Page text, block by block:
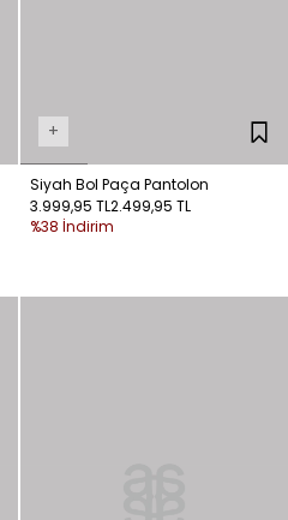
+
Siyah Bol Paça Pantolon
3.999,95 TL2.499,95 TL
%38 İndirim